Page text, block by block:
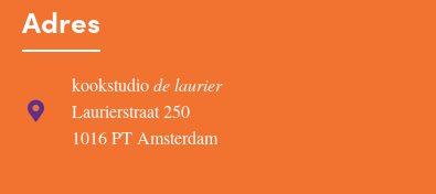
Adres
kookstudiode laurier
Laurierstraat 250
1016 PT Amsterdam